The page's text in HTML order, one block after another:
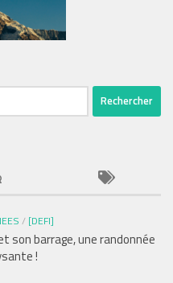
/ [DEFI]
son barrage, une randonnée
!